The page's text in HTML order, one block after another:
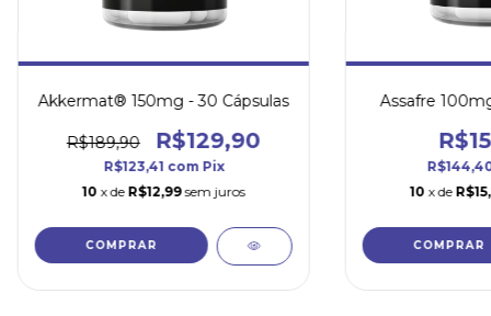
Akkermat® 150mg - 30 Cápsulas
R$189,90 R$129,90
R$123,41 com Pix
10 x de R$12,99 sem juros
Assafre
10 x de